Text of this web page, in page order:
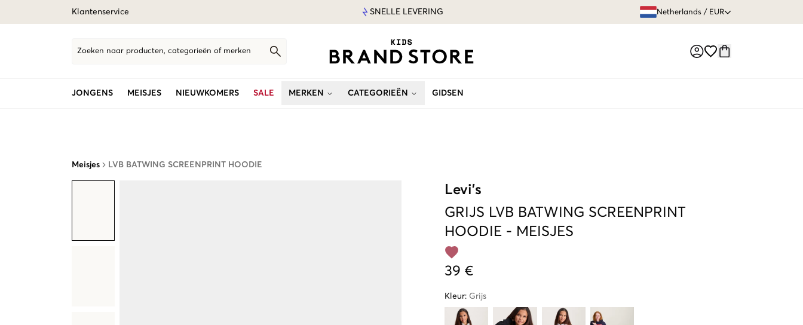
Klantenservice SNELLE LEVERING Netherlands / EUR
Zoeken naar producten, categorieën of merken
JONGENS MEISJES NIEUWKOMERS SALE MERKEN CATEGORIEËN GIDSEN
Meisjes LVB BATWING SCREENPRINT HOODIE
Levi's
GRIJS LVB BATWING SCREENPRINT
HOODIE - MEISJES
39 €
Kleur: Grijs